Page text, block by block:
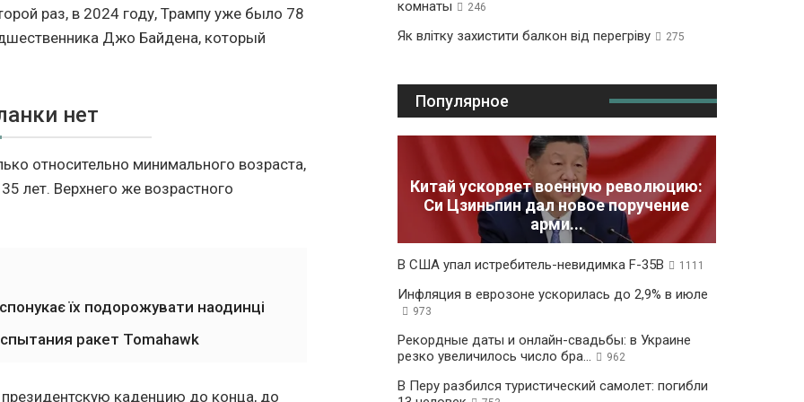
раз, в 2024 году, Трампу уже было 78
Джо Байдена, который
нет
относительно минимального возраста,
лет. Верхнего же возрастного
їх подорожувати наодинці
ракет Tomahawk
каденцию до конца, до
комнаты 246
Як влітку захистити балкон від перегріву 275
Популярное
Китай ускоряет военную революцию:
Си Цзиньпин дал новое поручение
арми...
В США упал истребитель-невидимка F-35B 1111
Инфляция в еврозоне ускорилась до 2,9% в июле
973
Рекордные даты и онлайн-свадьбы: в Украине
резко увеличилось число бра...
962
В Перу разбился туристический самолет: погибли